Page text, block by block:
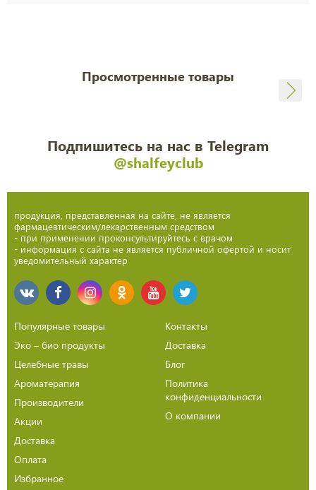
Просмотренные товары
Подпишитесь на нас в Telegram
@shalfeyclub
продукция, представленная на сайте, не является
фармацевтическим/лекарственным средством
- при применении проконсультируйтесь с врачом
- информация с сайта не является публичной офертой и носит
уведомительный характер
Популярные товары
Эко – био продукты
Целебные травы
Ароматерапия
Производители
Акции
Доставка
Оплата
Избранное
Контакты
Доставка
Блог
Политика
конфиденциальности
О компании